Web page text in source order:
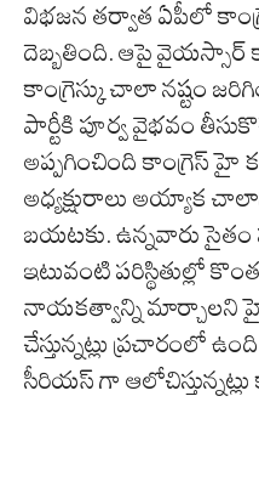
విభజన తర్వాత ఏపీలో
దెబ్బతింది. ఆపై వైయస్సార్
కాంగ్రెస్కు చాలా నష్టం
పార్టీకి పూర్వ వైభవం
అప్పగించింది కాంగ్రెస్ హై
అధ్యక్షురాలు అయ్యాక
బయటకు. ఉన్నవారు సైతం
ఇటువంటి పరిస్థితుల్లో
నాయకత్వాన్ని మార్చాలని హై
చేస్తున్నట్లు ప్రచారంలో
సీరియస్ గా